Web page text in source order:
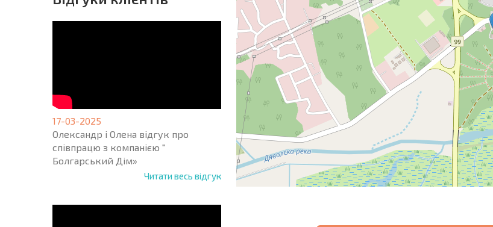
17-03-2025
Олександр і Олена відгук про
співпрацю з компанією "
Болгарський Дім»
Читати весь відгук